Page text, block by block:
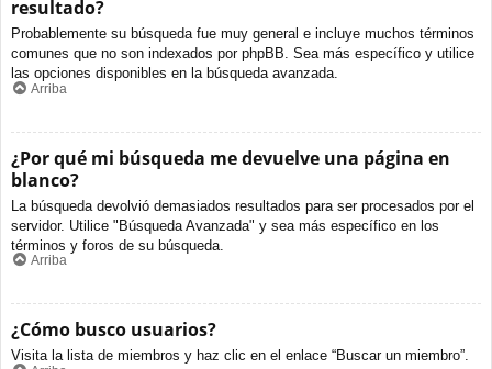
resultado?
Probablemente su búsqueda fue muy general e incluye muchos términos
comunes que no son indexados por phpBB. Sea más específico y utilice
las opciones disponibles en la búsqueda avanzada.
Arriba
¿Por qué mi búsqueda me devuelve una página en
blanco?
La búsqueda devolvió demasiados resultados para ser procesados por el
servidor. Utilice "Búsqueda Avanzada" y sea más específico en los
términos y foros de su búsqueda.
Arriba
¿Cómo busco usuarios?
Visita la lista de miembros y haz clic en el enlace “Buscar un miembro”.